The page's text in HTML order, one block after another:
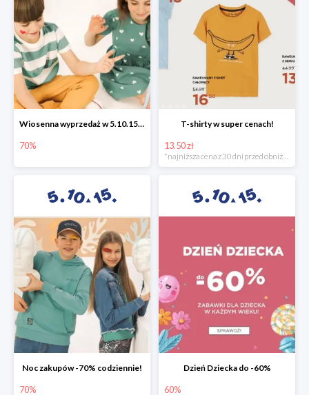
Wiosenna wyprzedaż w 5.10.15 -70%
70%
T-shirty w super cenach!
13.50 zł
*najniższa cena z 30 dni przed obniżką
Noc zakupów -70% codziennie!
70%
Dzień Dziecka do -60%
60%